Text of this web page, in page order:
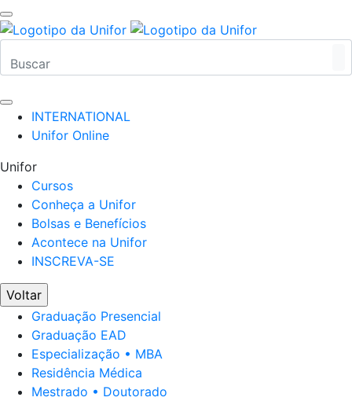
INTERNATIONAL
Unifor Online
Unifor
Cursos
Conheça a Unifor
Bolsas e Benefícios
Acontece na Unifor
INSCREVA-SE
Voltar
Graduação Presencial
Graduação EAD
Especialização • MBA
Residência Médica
Mestrado • Doutorado